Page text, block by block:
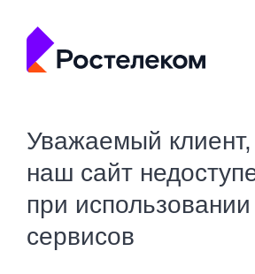
Уважаемый клиент,
наш сайт
при
сервисов